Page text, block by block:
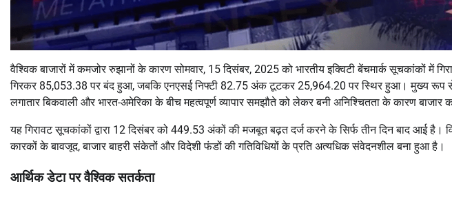
वैश्विक बाजारों में कमजोर रुझानों के कारण सोमवार, 15 दिसंबर, 2025 को भारतीय इक्विटी बेंचमार्क सूचकांकों में
गिरकर 85,053.38 पर बंद हुआ, जबकि एनएसई निफ्टी 82.75 अंक टूटकर 25,964.20 पर स्थिर हुआ। मुख्य रूप
लगातार बिकवाली और भारत-अमेरिका के बीच महत्वपूर्ण व्यापार समझौते को लेकर बनी अनिश्चितता के कारण बाजार
यह गिरावट सूचकांकों द्वारा 12 दिसंबर को 449.53 अंकों की मजबूत बढ़त दर्ज करने के सिर्फ तीन दिन बाद आई है।
कारकों के बावजूद, बाजार बाहरी संकेतों और विदेशी फंडों की गतिविधियों के प्रति अत्यधिक संवेदनशील बना हुआ है।
आर्थिक डेटा पर वैश्विक सतर्कता